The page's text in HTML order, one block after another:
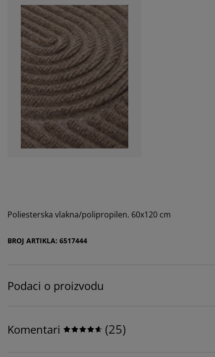
Poliesterska vlakna/polipropilen. 60x120 cm
BROJ ARTIKLA: 6517444
Podaci o proizvodu
Komentari (25)